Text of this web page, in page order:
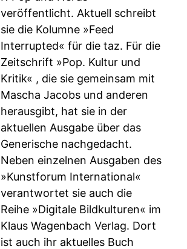
veröffentlicht. Aktuell schreibt
sie die Kolumne »Feed
Interrupted« für die taz. Für die
Zeitschrift »Pop. Kultur und
Kritik« , die sie gemeinsam mit
Mascha Jacobs und anderen
herausgibt, hat sie in der
aktuellen Ausgabe über das
Generische nachgedacht.
Neben einzelnen Ausgaben des
»Kunstforum International«
verantwortet sie auch die
Reihe »Digitale Bildkulturen« im
Klaus Wagenbach Verlag. Dort
ist auch ihr aktuelles Buch